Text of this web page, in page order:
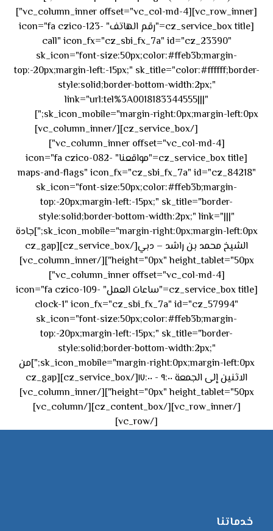
[vc_row_inner][vc_column_inner offset="vc_col-md-4"]
[cz_service_box title="رقم الهاتف" icon="fa czico-123-
call" icon_fx="cz_sbi_fx_7a" id="cz_23390"
sk_icon="font-size:50px;color:#ffeb3b;margin-
top:-20px;margin-left:-15px;" sk_title="color:#ffffff;border-
style:solid;border-bottom-width:2px;"
link="url:tel%3A0018183344555|||"
sk_icon_mobile="margin-right:0px;margin-left:0px;"]
[/cz_service_box][/vc_column_inner]
[vc_column_inner offset="vc_col-md-4"]
[cz_service_box title="مواقعنا" icon="fa czico-082-
maps-and-flags" icon_fx="cz_sbi_fx_7a" id="cz_84218"
sk_icon="font-size:50px;color:#ffeb3b;margin-
top:-20px;margin-left:-15px;" sk_title="border-
style:solid;border-bottom-width:2px;" link="|||"
sk_icon_mobile="margin-right:0px;margin-left:0px;"]جادة
الشيخ محمد بن راشد – دبي[/cz_service_box][cz_gap
height="0px" height_tablet="50px"][/vc_column_inner]
[vc_column_inner offset="vc_col-md-4"]
[cz_service_box title="ساعات العمل" icon="fa czico-109-
clock-1" icon_fx="cz_sbi_fx_7a" id="cz_57994"
sk_icon="font-size:50px;color:#ffeb3b;margin-
top:-20px;margin-left:-15px;" sk_title="border-
style:solid;border-bottom-width:2px;"
sk_icon_mobile="margin-right:0px;margin-left:0px;"]من
الاثنين إلى الجمعة ٩:٠٠ - ١٧:٠٠[/cz_service_box][cz_gap
height="0px" height_tablet="50px"][/vc_column_inner]
[/vc_row_inner][/cz_content_box][/vc_column]
[/vc_row]
خدماتنا